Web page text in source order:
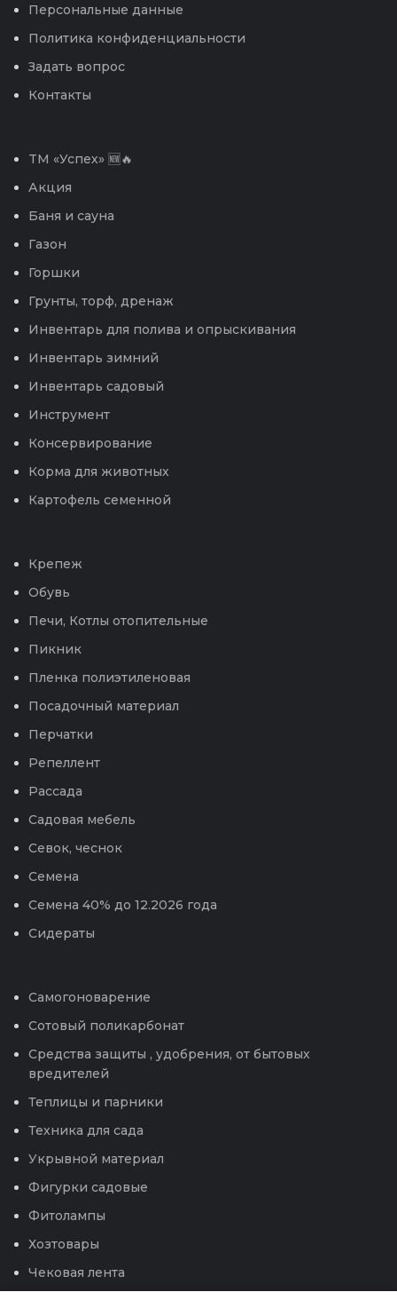
Персональные данные
Политика конфиденциальности
Задать вопрос
Контакты
TM «Успех» 🆕🔥
Акция
Баня и сауна
Газон
Горшки
Грунты, торф, дренаж
Инвентарь для полива и опрыскивания
Инвентарь зимний
Инвентарь садовый
Инструмент
Консервирование
Корма для животных
Картофель семенной
Крепеж
Обувь
Печи, Котлы отопительные
Пикник
Пленка полиэтиленовая
Посадочный материал
Перчатки
Репеллент
Рассада
Садовая мебель
Севок, чеснок
Семена
Семена 40% до 12.2026 года
Сидераты
Самогоноварение
Сотовый поликарбонат
Средства защиты , удобрения, от бытовых
вредителей
Теплицы и парники
Техника для сада
Укрывной материал
Фигурки садовые
Фитолампы
Хозтовары
Чековая лента